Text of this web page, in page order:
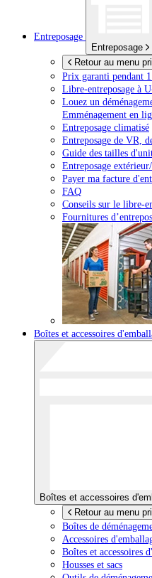
Entreposage
Entreposage
Retour au menu
Prix garanti pendant 1
Libre-entreposage à
Louez un
Emménagement en
Entreposage climatisé
Entreposage de VR,
Guide des tailles
Entreposage
Payer ma facture
FAQ
Conseils sur le libre-
Fournitures
Boîtes et accessoires
Boîtes et accessoires
Retour au menu
Boîtes de
Accessoires
Boîtes et accessoires
Housses et sacs